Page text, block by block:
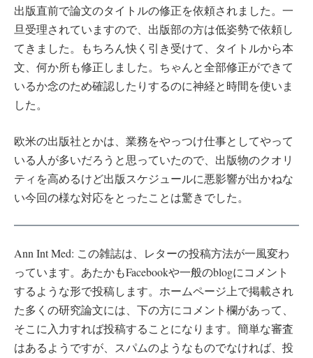
出版直前で論文のタイトルの修正を依頼されました。一
旦受理されていますので、出版部の方は低姿勢で依頼し
てきました。もちろん快く引き受けて、タイトルから本
文、何か所も修正しました。ちゃんと全部修正ができて
いるか念のため確認したりするのに神経と時間を使いま
した。
欧米の出版社とかは、業務をやっつけ仕事としてやって
いる人が多いだろうと思っていたので、出版物のクオリ
ティを高めるけど出版スケジュールに悪影響が出かねな
い今回の様な対応をとったことは驚きでした。
Ann Int Med: この雑誌は、レターの投稿方法が一風変わ
っています。あたかもFacebookや一般のblogにコメント
するような形で投稿します。ホームページ上で掲載され
た多くの研究論文には、下の方にコメント欄があって、
そこに入力すれば投稿することになります。簡単な審査
はあるようですが、スパムのようなものでなければ、投